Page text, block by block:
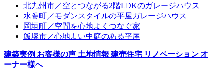
北九州市／空とつながる2階LDKのガレージハウス
水巻町／モダンスタイルの平屋ガレージハウス
岡垣町／空間を心地よくつなぐ家
飯塚市／心地よい中庭のある平屋
建築実例 お客様の声 土地情報 建売住宅 リノベーション オ
ーナー様へ